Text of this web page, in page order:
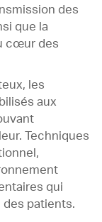
des
que la
cœur des
les
aux
Techniques
qui
patients.